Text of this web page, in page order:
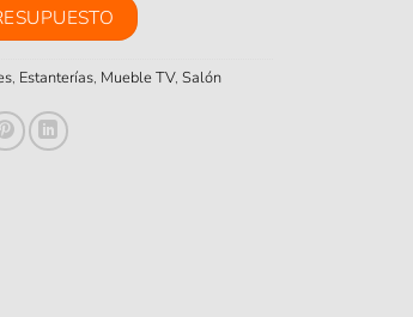
, Estanterías, Mueble TV, Salón